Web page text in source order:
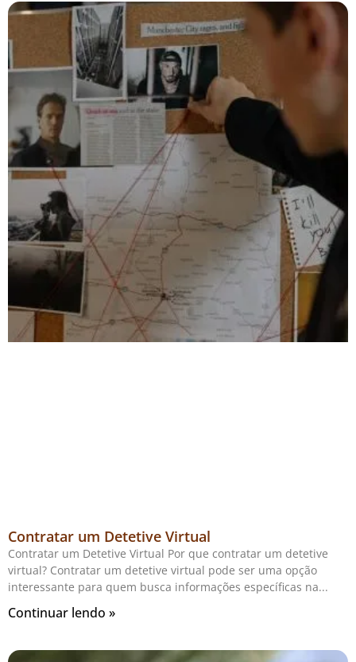
Contratar um Detetive Virtual
Contratar um Detetive Virtual Por que contratar um detetive
virtual? Contratar um detetive virtual pode ser uma opção
interessante para quem busca informações específicas na
Continuar lendo »